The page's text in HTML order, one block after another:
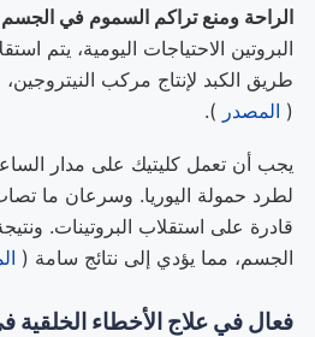
الراحة ومنع تراكم السموم في
البروتين الاحتياجات اليومية، يتم
طريق الكبد لإنتاج مركب
( المصدر ).
يجب أن تعمل كليتيك على مدار
لطرد حمولة اليوريا. وسرعان ما
قادرة على استقلاب البروتينات.
الجسم، مما يؤدي إلى نتائج سامة (
فعال في علاج الأخطاء الخلقية